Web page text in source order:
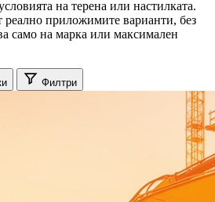
на терена или настилката.
реално приложимите варианти, без
само на марка или максимален
Филтри